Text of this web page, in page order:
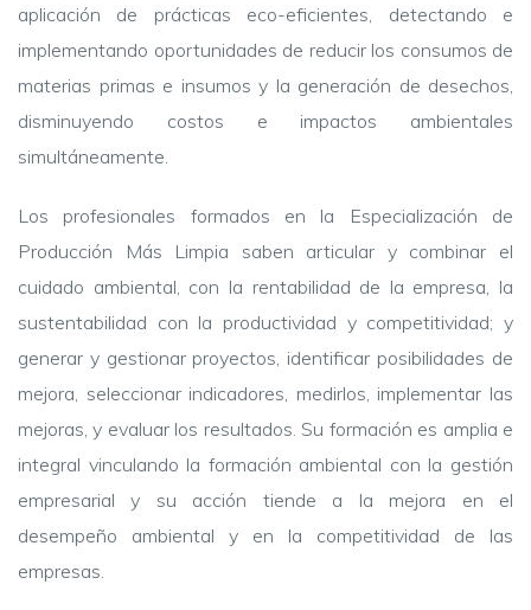
aplicación de prácticas eco-eficientes, detectando e
implementando oportunidades de reducir los consumos de
materias primas e insumos y la generación de desechos,
disminuyendo costos e impactos ambientales
simultáneamente.
Los profesionales formados en la Especialización de
Producción Más Limpia saben articular y combinar el
cuidado ambiental, con la rentabilidad de la empresa, la
sustentabilidad con la productividad y competitividad; y
generar y gestionar proyectos, identificar posibilidades de
mejora, seleccionar indicadores, medirlos, implementar las
mejoras, y evaluar los resultados. Su formación es amplia e
integral vinculando la formación ambiental con la gestión
empresarial y su acción tiende a la mejora en el
desempeño ambiental y en la competitividad de las
empresas.